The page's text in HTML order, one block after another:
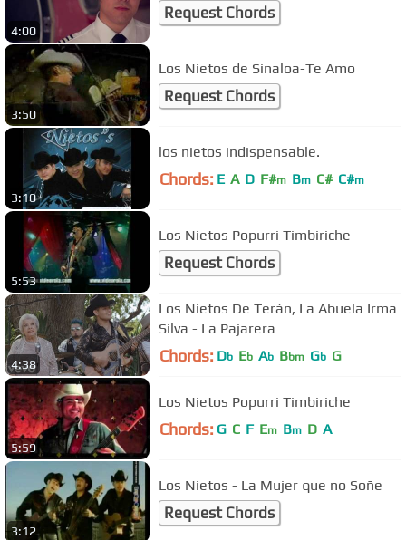
4:00
Request Chords
3:50
Los Nietos de Sinaloa-Te Amo
Request Chords
3:10
los nietos indispensable.
Chords: E A D F#m Bm C# C#m
5:53
Los Nietos Popurri Timbiriche
Request Chords
4:38
Los Nietos De Terán, La Abuela Irma
Silva - La Pajarera
Chords: Db Eb Ab Bbm Gb G
5:59
Los Nietos Popurri Timbiriche
Chords: G C F Em Bm D A
3:12
Los Nietos - La Mujer que no Soñe
Request Chords